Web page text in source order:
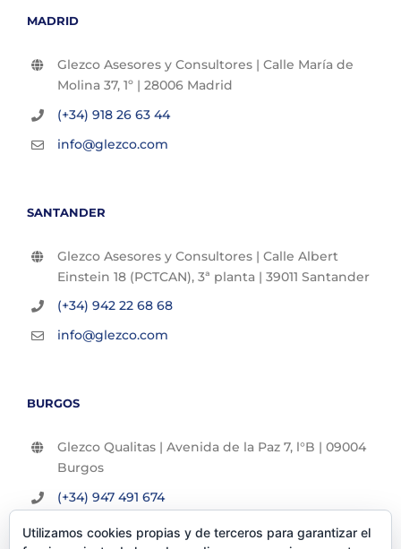
MADRID
Glezco Asesores y Consultores | Calle María de
Molina 37, 1º | 28006 Madrid
(+34) 918 26 63 44
info@glezco.com
SANTANDER
Glezco Asesores y Consultores | Calle Albert
Einstein 18 (PCTCAN), 3ª planta | 39011 Santander
(+34) 942 22 68 68
info@glezco.com
BURGOS
Glezco Qualitas | Avenida de la Paz 7, l°B | 09004
Burgos
(+34) 947 491 674
info@glezco.com
Utilizamos cookies propias y de terceros para garantizar el